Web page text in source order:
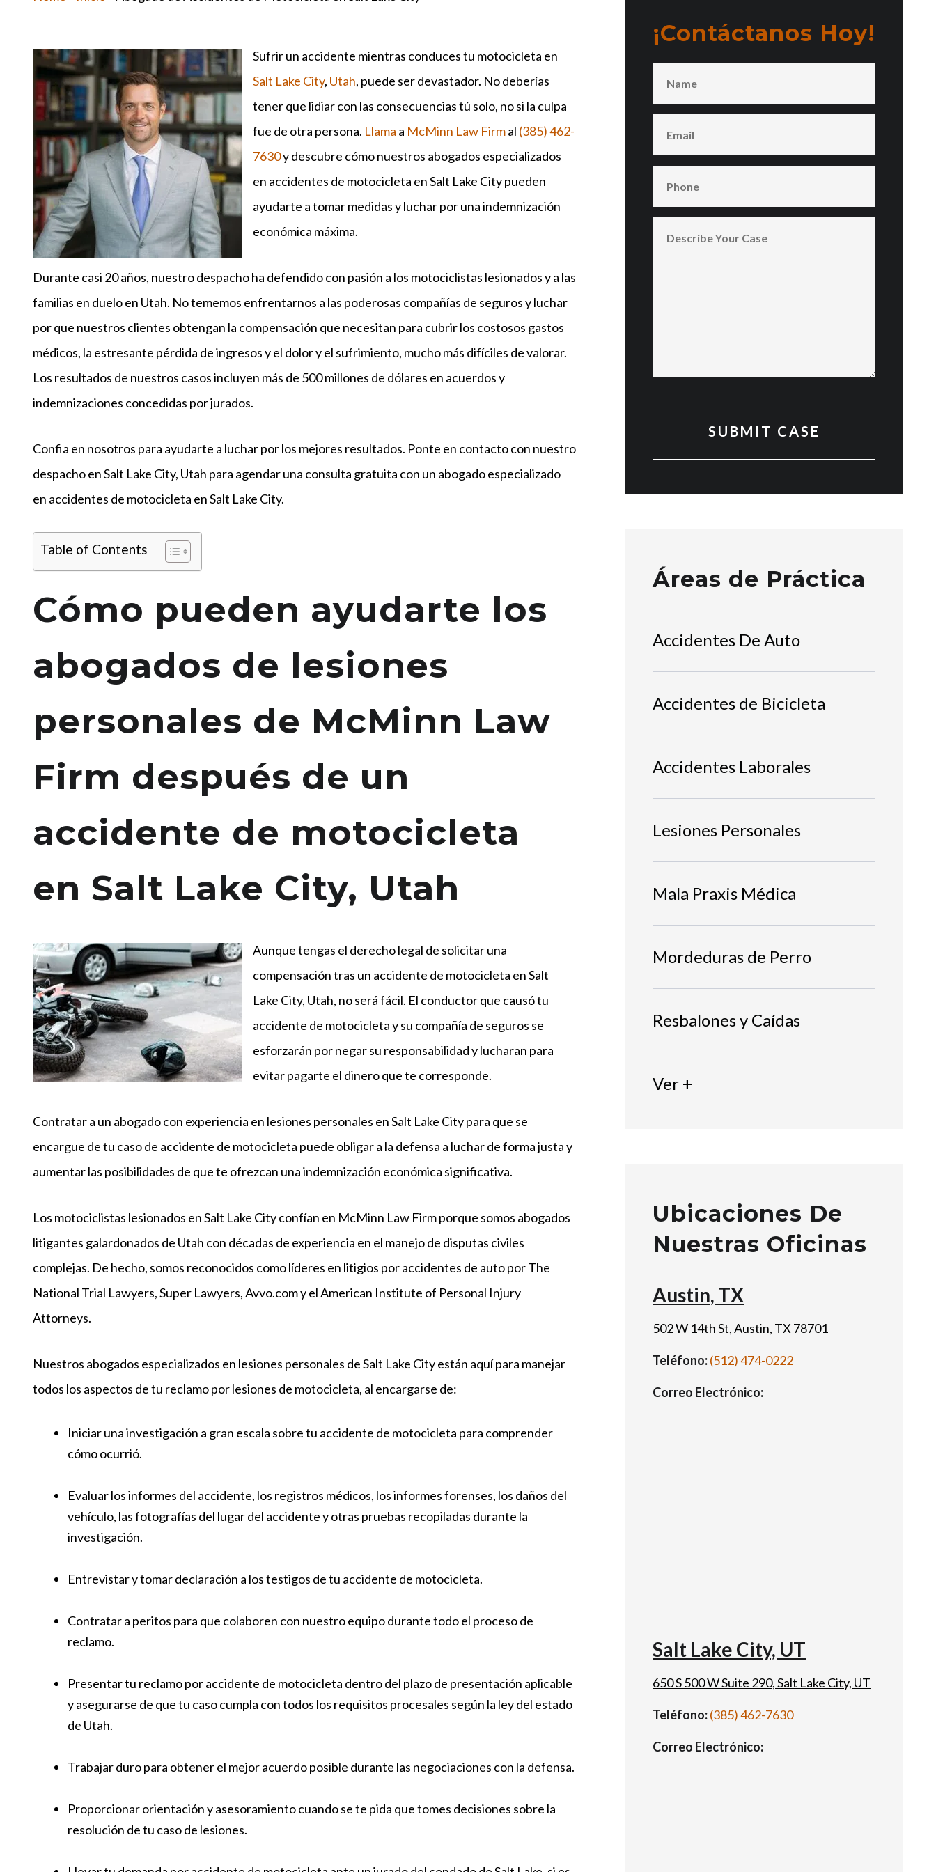
Sufrir un accidente mientras conduces tu motocicleta en
Salt Lake City, Utah, puede ser devastador. No deberías
tener que lidiar con las consecuencias tú solo, no si la culpa
fue de otra persona. Llama a McMinn Law Firmal (385) 462-
7630y descubre cómo nuestros abogados especializados
en accidentes de motocicleta en Salt Lake City pueden
ayudarte a tomar medidas y luchar por una indemnización
económica máxima.
Durante casi 20 años, nuestro despacho ha defendido con pasión a los motociclistas lesionados y a las
familias en duelo en Utah. No tememos enfrentarnos a las poderosas compañías de seguros y luchar
por que nuestros clientes obtengan la compensación que necesitan para cubrir los costosos gastos
médicos, la estresante pérdida de ingresos y el dolor y el sufrimiento, mucho más difíciles de valorar.
Los resultados de nuestros casos incluyen más de 500 millones de dólares en acuerdos y
indemnizaciones concedidas por jurados.
Confia en nosotros para ayudarte a luchar por los mejores resultados. Ponte en contacto con nuestro
despacho en Salt Lake City, Utah para agendar una consulta gratuita con un abogado especializado
en accidentes de motocicleta en Salt Lake City.
Table of Contents
Cómo pueden ayudarte los
abogados de lesiones
personales de McMinn Law
Firm después de un
accidente de motocicleta
en Salt Lake City, Utah
Aunque tengas el derecho legal de solicitar una
compensación tras un accidente de motocicleta en Salt
Lake City, Utah, no será fácil. El conductor que causó tu
accidente de motocicleta y su compañía de seguros se
esforzarán por negar su responsabilidad y lucharan para
evitar pagarte el dinero que te corresponde.
Contratar a un abogado con experiencia en lesiones personales en Salt Lake City para que se
encargue de tu caso de accidente de motocicleta puede obligar a la defensa a luchar de forma justa y
aumentar las posibilidades de que te ofrezcan una indemnización económica significativa.
Los motociclistas lesionados en Salt Lake City confían en McMinn Law Firm porque somos abogados
litigantes galardonados de Utah con décadas de experiencia en el manejo de disputas civiles
complejas. De hecho, somos reconocidos como líderes en litigios por accidentes de auto por The
National Trial Lawyers, Super Lawyers, Avvo.com y el American Institute of Personal Injury
Attorneys.
Nuestros abogados especializados en lesiones personales de Salt Lake City están aquí para manejar
todos los aspectos de tu reclamo por lesiones de motocicleta, al encargarse de:
Iniciar una investigación a gran escala sobre tu accidente de motocicleta para comprender
cómo ocurrió.
Evaluar los informes del accidente, los registros médicos, los informes forenses, los daños del
vehículo, las fotografías del lugar del accidente y otras pruebas recopiladas durante la
investigación.
Entrevistar y tomar declaración a los testigos de tu accidente de motocicleta.
Contratar a peritos para que colaboren con nuestro equipo durante todo el proceso de
reclamo.
Presentar tu reclamo por accidente de motocicleta dentro del plazo de presentación aplicable
y asegurarse de que tu caso cumpla con todos los requisitos procesales según la ley del estado
de Utah.
Trabajar duro para obtener el mejor acuerdo posible durante las negociaciones con la defensa.
Proporcionar orientación y asesoramiento cuando se te pida que tomes decisiones sobre la
resolución de tu caso de lesiones.
¡Contáctanos Hoy!
Áreas de Práctica
Accidentes De Auto
Accidentes de Bicicleta
Accidentes Laborales
Lesiones Personales
Mala Praxis Médica
Mordeduras de Perro
Resbalones y Caídas
Ver +
Ubicaciones De
Nuestras Oficinas
Austin, TX
502 W 14th St, Austin, TX 78701
Teléfono:(512) 474-0222
Correo Electrónico:
Salt Lake City, UT
650 S 500 W Suite 290, Salt Lake City, UT
Teléfono:(385) 462-7630
Correo Electrónico: